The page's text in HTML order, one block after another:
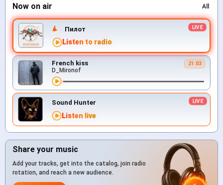
Now on air All
Пилот
Listen to radio
French kiss 21:03
D_Mironof
Sound Hunter
Listen live
Share your music
Add your tracks, get into the catalog, join radio
rotation, and reach a new audience.